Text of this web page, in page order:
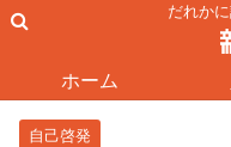
だれか
ホーム
自己啓発